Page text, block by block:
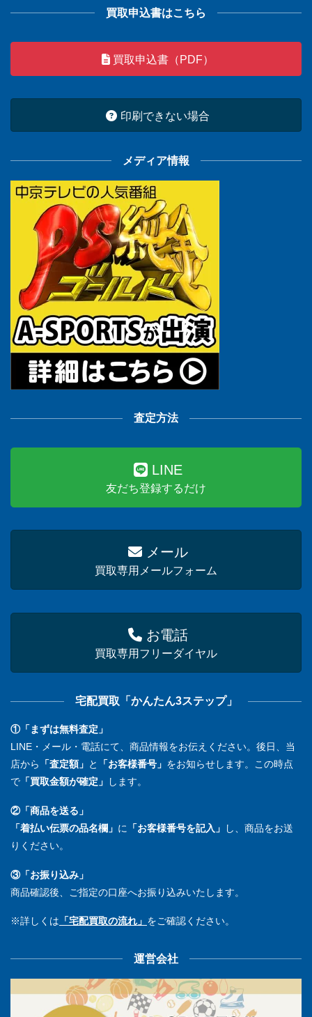
買取申込書はこちら
買取申込書（PDF）
印刷できない場合
メディア情報
査定方法
LINE
友だち登録するだけ
メール
買取専用メールフォーム
お電話
買取専用フリーダイヤル
宅配買取「かんたん3ステップ」
①「まずは無料査定」
LINE・メール・電話にて、商品情報をお伝えください。後日、当
店から
「査定額」 と 「お客様番号」 をお知らせします。この時点
で 「買取金額が確定」 します。
②「商品を送る」
「着払い伝票の品名欄」 に 「お客様番号を記入」
し、商品をお送
りください。
③「お振り込み」
商品確認後、ご指定の口座へお振り込みいたします。
※詳しくは 「宅配買取の流れ」 をご確認ください。
運営会社